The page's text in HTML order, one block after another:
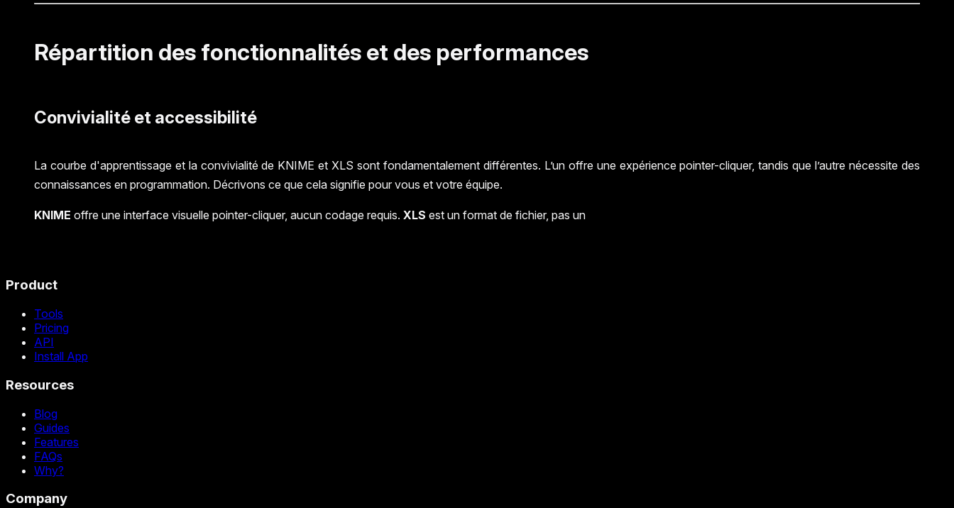
Répartition des fonctionnalités et des performances
Convivialité et accessibilité
La courbe d'apprentissage et la convivialité de KNIME et XLS sont fondamentalement différentes. L’un offre une expérience pointer-cliquer, tandis que l’autre nécessite des
connaissances en programmation. Décrivons ce que cela signifie pour vous et votre équipe.
KNIME offre une interface visuelle pointer-cliquer, aucun codage requis. XLS est un format de fichier, pas un
Product
Tools
Pricing
API
Install App
Resources
Blog
Guides
Features
FAQs
Why?
Company